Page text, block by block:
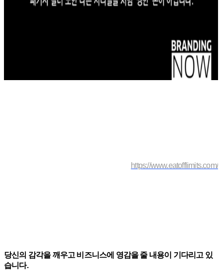
https://www.eatofflimits.com/
당신의 감각을 깨우고 비즈니스에 영감을 줄 내용이 기다리고 있
습니다.